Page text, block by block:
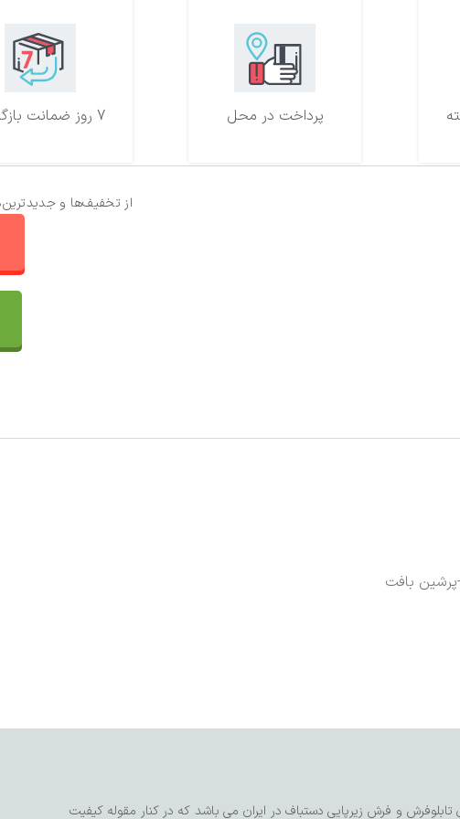
7 روز ضمانت بازگشت پرداخت در محل
از تخفیف‌ها و
پرشین بافت
و فرش زیرپایی دستباف در ایران می باشد که در کنار مقوله کیفیت